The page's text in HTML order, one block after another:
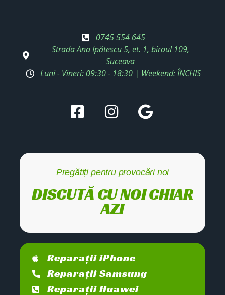
0745 554 645
Strada Ana Ipătescu 5, et. 1, biroul 109,
Suceava
Luni - Vineri: 09:30 - 18:30 | Weekend: ÎNCHIS
Pregătiți pentru provocări noi
DISCUTĂ CU NOI CHIAR
AZI
Reparații iPhone
Reparații Samsung
Reparații Huawei